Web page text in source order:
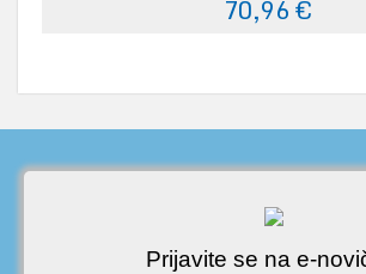
70,96 €
Prijavite se na e-